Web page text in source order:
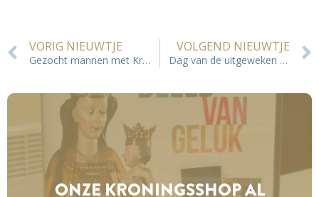
VORIG NIEUWTJE
Gezocht mannen met Kroningsbaarden
VOLGEND NIEUWTJE
Dag van de uitgeweken Tongenaren
ONZE KRONINGS­SHOP AL